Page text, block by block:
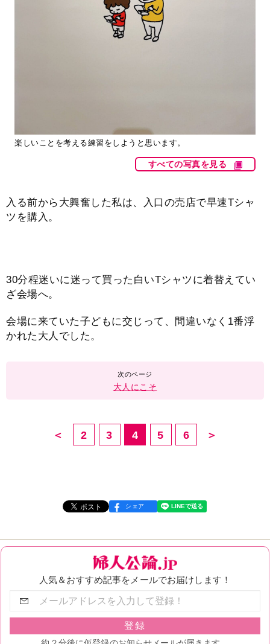
楽しいことを考える練習をしようと思います。
すべての写真を見る
入る前から大興奮した私は、入口の売店で早速Tシャ
ツを購入。
30分程迷いに迷って買った白いTシャツに着替えてい
ざ会場へ。
会場に来ていた子どもに交じって、間違いなく1番浮
かれた大人でした。
大人にこそ
＜ 2 3 4 5 6 ＞
シェア